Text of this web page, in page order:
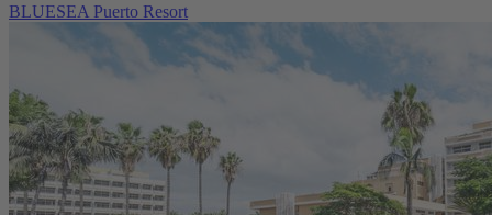
BLUESEA Puerto Resort